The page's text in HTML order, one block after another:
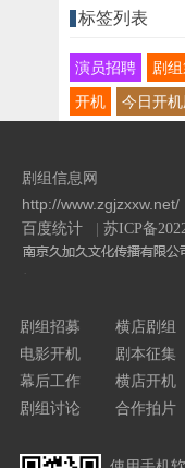
标签列表
演员招聘 剧
开机
今日开机
剧组信息网
http://www.zgjzxxw.net/
百度统计 苏ICP备
/>
剧组招募
电影开机
幕后工作
剧组讨论
横店剧组
剧本征集
横店开机
合作拍片